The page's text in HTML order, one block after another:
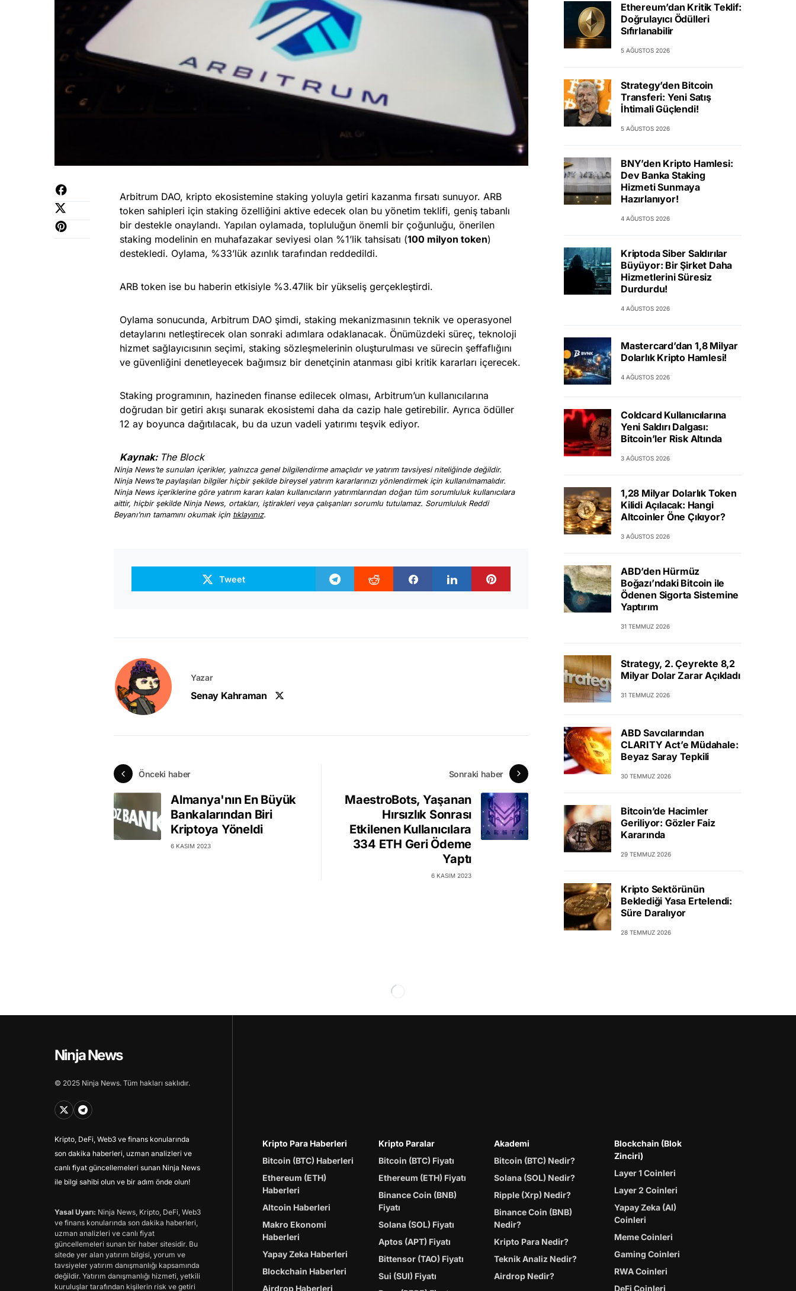
Arbitrum DAO, kripto ekosistemine staking yoluyla getiri kazanma fırsatı sunuyor. ARB
token sahipleri için staking özelliğini aktive edecek olan bu yönetim teklifi, geniş tabanlı
bir destekle onaylandı. Yapılan oylamada, topluluğun önemli bir çoğunluğu, önerilen
staking modelinin en muhafazakar seviyesi olan %1’lik tahsisatı (100 milyon token)
destekledi. Oylama, %33’lük azınlık tarafından reddedildi.
ARB token ise bu haberin etkisiyle %3.47lik bir yükseliş gerçekleştirdi.
Oylama sonucunda, Arbitrum DAO şimdi, staking mekanizmasının teknik ve operasyonel
detaylarını netleştirecek olan sonraki adımlara odaklanacak. Önümüzdeki süreç, teknoloji
hizmet sağlayıcısının seçimi, staking sözleşmelerinin oluşturulması ve sürecin şeffaflığını
ve güvenliğini denetleyecek bağımsız bir denetçinin atanması gibi kritik kararları içerecek.
Staking programının, hazineden finanse edilecek olması, Arbitrum’un kullanıcılarına
doğrudan bir getiri akışı sunarak ekosistemi daha da cazip hale getirebilir. Ayrıca ödüller
12 ay boyunca dağıtılacak, bu da uzun vadeli yatırımı teşvik ediyor.
Kaynak: The Block
Ninja News’te sunulan içerikler, yalnızca genel bilgilendirme amaçlıdır ve yatırım tavsiyesi niteliğinde değildir.
Ninja News’te paylaşılan bilgiler hiçbir şekilde bireysel yatırım kararlarınızı yönlendirmek için kullanılmamalıdır.
Ninja News içeriklerine göre yatırım kararı kalan kullanıcıların yatırımlarından doğan tüm sorumluluk kullanıcılara
aittir, hiçbir şekilde Ninja News, ortakları, iştirakleri veya çalışanları sorumlu tutulamaz. Sorumluluk Reddi
Beyanı’nın tamamını okumak için tıklayınız.
Tweet
Yazar
Senay Kahraman
Önceki haber
Almanya'nın En Büyük
Bankalarından Biri
Kriptoya Yöneldi
6 KASIM 2023
Sonraki haber
MaestroBots, Yaşanan
Hırsızlık Sonrası
Etkilenen Kullanıcılara
334 ETH Geri Ödeme
Yaptı
6 KASIM 2023
Ethereum’dan Kritik Teklif:
Doğrulayıcı Ödülleri
Sıfırlanabilir
5 AĞUSTOS 2026
Strategy’den Bitcoin
Transferi: Yeni Satış
İhtimali Güçlendi!
5 AĞUSTOS 2026
BNY’den Kripto Hamlesi:
Dev Banka Staking
Hizmeti Sunmaya
Hazırlanıyor!
4 AĞUSTOS 2026
Kriptoda Siber Saldırılar
Büyüyor: Bir Şirket Daha
Hizmetlerini Süresiz
Durdurdu!
4 AĞUSTOS 2026
Mastercard’dan 1,8 Milyar
Dolarlık Kripto Hamlesi!
4 AĞUSTOS 2026
Coldcard Kullanıcılarına
Yeni Saldırı Dalgası:
Bitcoin’ler Risk Altında
3 AĞUSTOS 2026
1,28 Milyar Dolarlık Token
Kilidi Açılacak: Hangi
Altcoinler Öne Çıkıyor?
3 AĞUSTOS 2026
ABD’den Hürmüz
Boğazı’ndaki Bitcoin ile
Ödenen Sigorta Sistemine
Yaptırım
31 TEMMUZ 2026
Strategy, 2. Çeyrekte 8,2
Milyar Dolar Zarar Açıkladı
31 TEMMUZ 2026
ABD Savcılarından
CLARITY Act’e Müdahale:
Beyaz Saray Tepkili
30 TEMMUZ 2026
Bitcoin’de Hacimler
Geriliyor: Gözler Faiz
Kararında
29 TEMMUZ 2026
Kripto Sektörünün
Beklediği Yasa Ertelendi:
Süre Daralıyor
28 TEMMUZ 2026
Ninja News
© 2025 Ninja News. Tüm hakları saklıdır.
Kripto, DeFi, Web3 ve finans konularında
son dakika haberleri, uzman analizleri ve
canlı fiyat güncellemeleri sunan Ninja News
ile bilgi sahibi olun ve bir adım önde olun!
Yasal Uyarı: Ninja News, Kripto, DeFi, Web3
ve finans konularında son dakika haberleri,
uzman analizleri ve canlı fiyat
güncellemeleri sunan bir haber sitesidir. Bu
sitede yer alan yatırım bilgisi, yorum ve
tavsiyeler yatırım danışmanlığı kapsamında
değildir. Yatırım danışmanlığı hizmeti, yetkili
kuruluşlar tarafından kişilerin risk ve getiri
Kripto Para Haberleri
Bitcoin (BTC) Haberleri
Ethereum (ETH)
Haberleri
Altcoin Haberleri
Makro Ekonomi
Haberleri
Yapay Zeka Haberleri
Blockchain Haberleri
Airdrop Haberleri
Kripto Paralar
Bitcoin (BTC) Fiyatı
Ethereum (ETH) Fiyatı
Binance Coin (BNB)
Fiyatı
Solana (SOL) Fiyatı
Aptos (APT) Fiyatı
Bittensor (TAO) Fiyatı
Sui (SUI) Fiyatı
Akademi
Bitcoin (BTC) Nedir?
Solana (SOL) Nedir?
Ripple (Xrp) Nedir?
Binance Coin (BNB)
Nedir?
Kripto Para Nedir?
Teknik Analiz Nedir?
Airdrop Nedir?
Blockchain (Blok
Zinciri)
Layer 1 Coinleri
Layer 2 Coinleri
Yapay Zeka (AI)
Coinleri
Meme Coinleri
Gaming Coinleri
RWA Coinleri
DeFi Coinleri